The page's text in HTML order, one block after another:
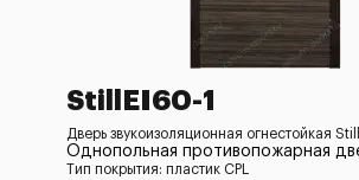
StillEI60-1
Дверь звукоизоляционная огнестойкая
Однопольная противопожарная
Тип покрытия: пластик CPL